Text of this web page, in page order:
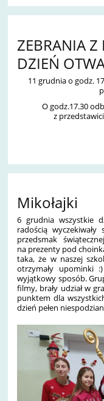
ZEBRANIA
DZIEŃ
11 grudnia o godz.
O godz.17.30
z
Mikołajki
6 grudnia wszystkie
radością
przedsmak
na prezenty pod
taka, że w naszej
otrzymały upominki
wyjątkowy sposób.
filmy, brały udział w
punktem dla
dzień pełen